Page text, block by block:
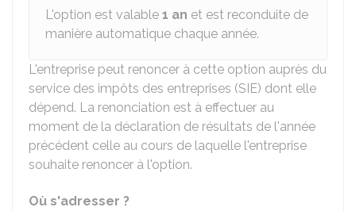
L'option est valable 1 an et est reconduite de
manière automatique chaque année.
L'entreprise peut renoncer à cette option auprès du
service des impôts des entreprises (SIE) dont elle
dépend. La renonciation est à effectuer au
moment de la déclaration de résultats de l'année
précédent celle au cours de laquelle l'entreprise
souhaite renoncer à l'option.
Où s'adresser ?